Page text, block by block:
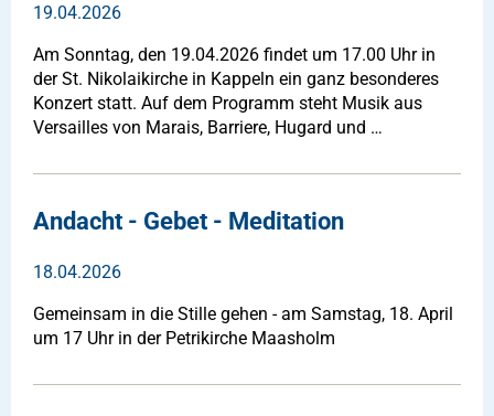
19.04.2026
Am Sonntag, den 19.04.2026 findet um 17.00 Uhr in
der St. Nikolaikirche in Kappeln ein ganz besonderes
Konzert statt. Auf dem Programm steht Musik aus
Versailles von Marais, Barriere, Hugard und …
Andacht - Gebet - Meditation
18.04.2026
Gemeinsam in die Stille gehen - am Samstag, 18. April
um 17 Uhr in der Petrikirche Maasholm